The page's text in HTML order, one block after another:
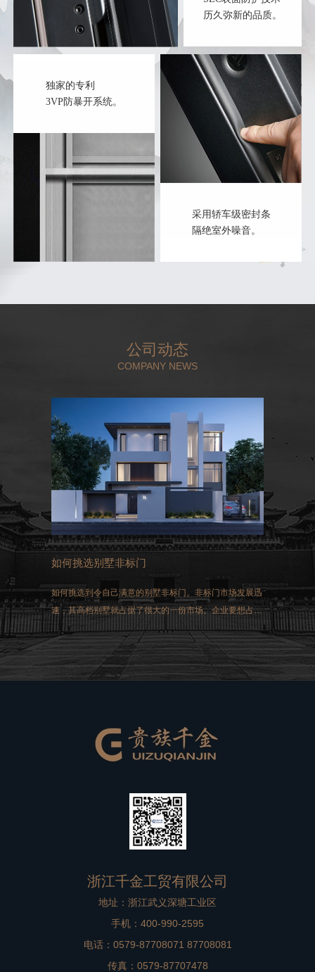
历久弥新的品质。
独家的专利
3VP防暴开系统。
采用轿车级密封条
隔绝室外噪音。
公司动态
COMPANY NEWS
如何挑选别墅非标门
如何挑选到令自己满意的别墅非标门。非标门市场发展迅
速，其高档别墅就占据了很大的一份市场。企业要想占得
这一市场，选择生产的非标门就必须符合国家生产的标
准。同时做好三方面的工作：过硬的质量、先进的技术和
良好的品牌形象。在高档别墅在装修过程中，非标门是比
较重要的一个方面，选择到一款合适
浙江千金工贸有限公司
地址：浙江武义深塘工业区
手机：400-990-2595
电话：0579-87708071 87708081
传真：0579-87707478